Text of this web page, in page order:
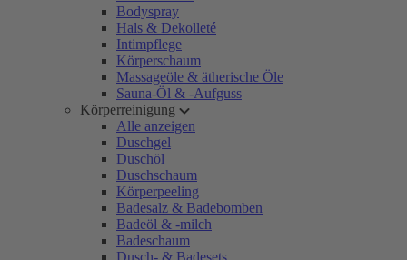
Bodyspray
Hals & Dekolleté
Intimpflege
Körperschaum
Massageöle & ätherische Öle
Sauna-Öl & -Aufguss
Körperreinigung
Alle anzeigen
Duschgel
Duschöl
Duschschaum
Körperpeeling
Badesalz & Badebomben
Badeöl & -milch
Badeschaum
Dusch- & Badesets